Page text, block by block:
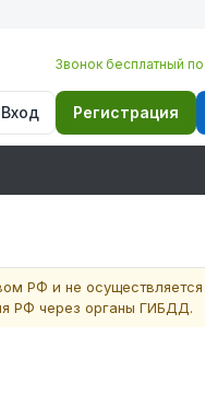
Звонок бесплатный
Вход Регистрация
РФ и не
РФ через органы ГИБДД.